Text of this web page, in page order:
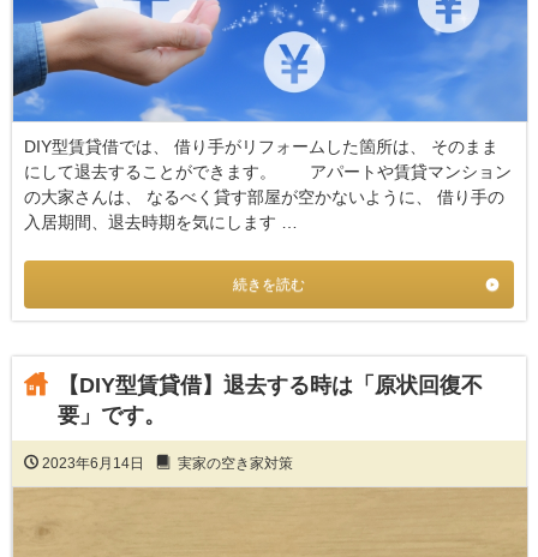
DIY型賃貸借では、 借り手がリフォームした箇所は、 そのまま
にして退去することができます。 アパートや賃貸マンション
の大家さんは、 なるべく貸す部屋が空かないように、 借り手の
入居期間、退去時期を気にします …
続きを読む
【DIY型賃貸借】退去する時は「原状回復不
要」です。
2023年6月14日 実家の空き家対策